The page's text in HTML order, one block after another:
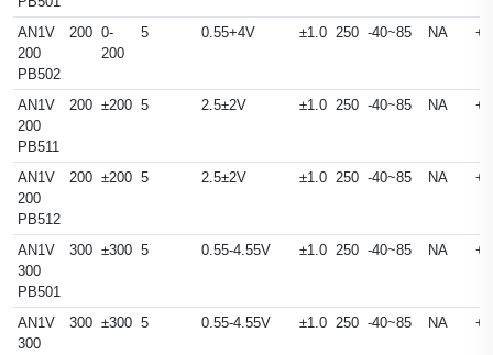
AN1V
200
PB502
200 0-
200
5 0.55+4V ±1.0 250 -40~85 NA +
AN1V
200
PB511
200 ±200 5 2.5±2V ±1.0 250 -40~85 NA +
AN1V
200
PB512
200 ±200 5 2.5±2V ±1.0 250 -40~85 NA +
AN1V
300
PB501
300 ±300 5 0.55-4.55V ±1.0 250 -40~85 NA +
AN1V
300
300 ±300 5 0.55-4.55V ±1.0 250 -40~85 NA +